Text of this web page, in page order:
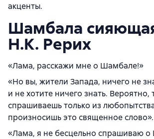
акценты.
Шамбала
Н.К. Рерих
«Лама, расскажи мне о Шамбале!»
«Но вы, жители Запада, ничего не
и не хотите ничего знать. Вероятно,
спрашиваешь только из
произносишь это священное слово».
«Лама, я не бесцельно спрашиваю